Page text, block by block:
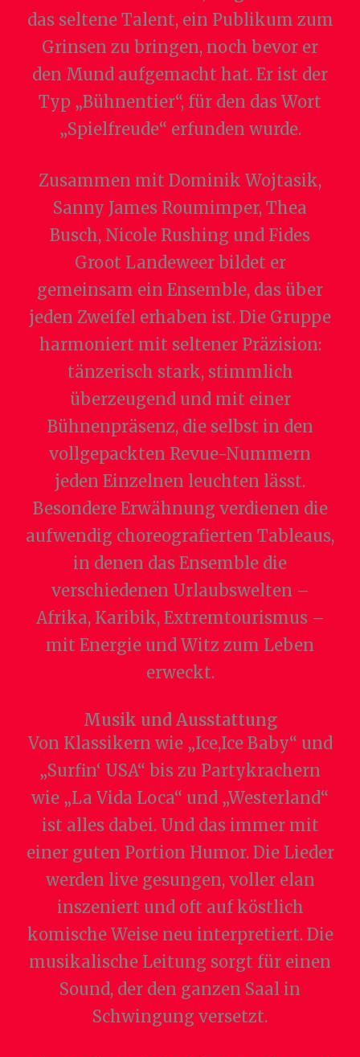
das seltene Talent, ein Publikum zum
Grinsen zu bringen, noch bevor er
den Mund aufgemacht hat. Er ist der
Typ „Bühnentier“, für den das Wort
„Spielfreude“ erfunden wurde.
Zusammen mit Dominik Wojtasik,
Sanny James Roumimper, Thea
Busch, Nicole Rushing und Fides
Groot Landeweer bildet er
gemeinsam ein Ensemble, das über
jeden Zweifel erhaben ist. Die Gruppe
harmoniert mit seltener Präzision:
tänzerisch stark, stimmlich
überzeugend und mit einer
Bühnenpräsenz, die selbst in den
vollgepackten Revue-Nummern
jeden Einzelnen leuchten lässt.
Besondere Erwähnung verdienen die
aufwendig choreografierten Tableaus,
in denen das Ensemble die
verschiedenen Urlaubswelten –
Afrika, Karibik, Extremtourismus –
mit Energie und Witz zum Leben
erweckt.
Musik und Ausstattung
Von Klassikern wie „Ice,Ice Baby“ und
„Surfin‘ USA“ bis zu Partykrachern
wie „La Vida Loca“ und „Westerland“
ist alles dabei. Und das immer mit
einer guten Portion Humor. Die Lieder
werden live gesungen, voller elan
inszeniert und oft auf köstlich
komische Weise neu interpretiert. Die
musikalische Leitung sorgt für einen
Sound, der den ganzen Saal in
Schwingung versetzt.